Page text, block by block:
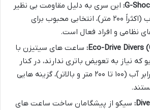
این سری به دلیل مقاومت بی نظیر
در برابر ضربه و آب (اکثراً ۲۰۰ متر)، انتخابی محبوب برای
نظامی و افراد فعال است.
ساعت های سیتیزن با
که نیاز به تعویض باتری ندارند، در کنار
مقاومت بالا در برابر آب (۱۰۰ تا ۲۰۰ متر و بالاتر)، گزینه هایی
سیکو از پیشگامان ساخت ساعت های